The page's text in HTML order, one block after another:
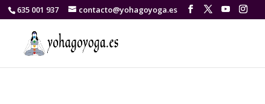
635 001 937 contacto@yohagoyoga.es